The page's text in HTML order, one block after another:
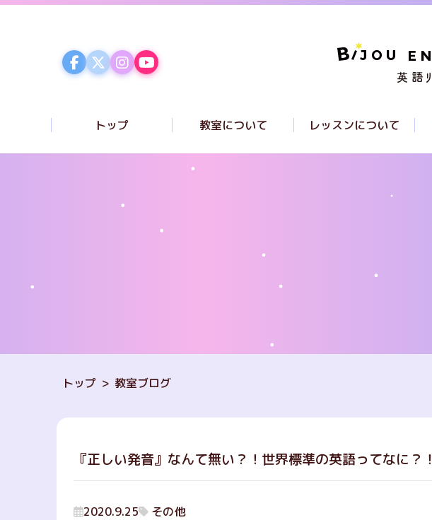
トップ 教室について レッスンについて
トップ 教室ブログ
『正しい発音』なんて無い？！世界標準の英語ってなに？！
2020.9.25 その他